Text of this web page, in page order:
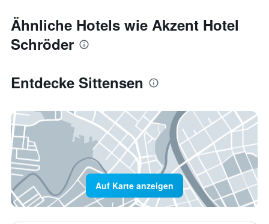
Ähnliche Hotels wie Akzent Hotel
Schröder
Entdecke Sittensen
Auf Karte anzeigen